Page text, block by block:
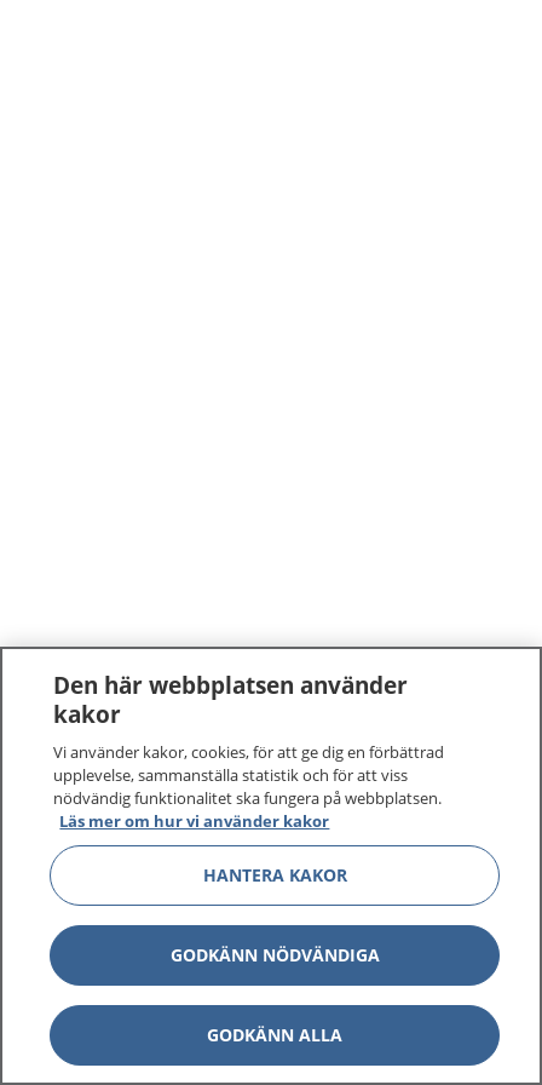
Den här webbplatsen använder
kakor
Vi använder kakor, cookies, för att ge dig en förbättrad
upplevelse, sammanställa statistik och för att viss
nödvändig funktionalitet ska fungera på webbplatsen.
Läs mer om hur vi använder kakor
HANTERA KAKOR
GODKÄNN NÖDVÄNDIGA
GODKÄNN ALLA